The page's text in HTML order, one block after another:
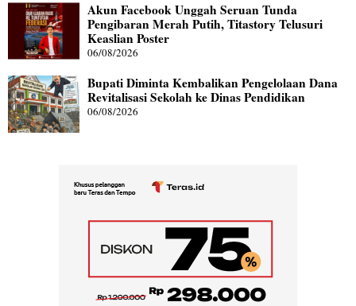
Akun Facebook Unggah Seruan Tunda
Pengibaran Merah Putih, Titastory Telusuri
Keaslian Poster
06/08/2026
Bupati Diminta Kembalikan Pengelolaan Dana
Revitalisasi Sekolah ke Dinas Pendidikan
06/08/2026